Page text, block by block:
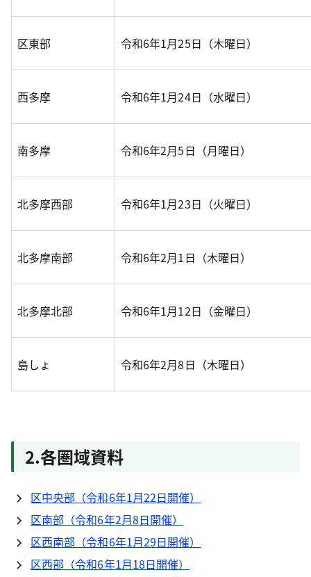
区東部 令和6年1月25日（木曜日）
西多摩 令和6年1月24日（水曜日）
南多摩 令和6年2月5日（月曜日）
北多摩西部 令和6年1月23日（火曜日）
北多摩南部 令和6年2月1日（木曜日）
北多摩北部 令和6年1月12日（金曜日）
島しょ 令和6年2月8日（木曜日）
2.各圏域資料
区中央部（令和6年1月22日開催）
区南部（令和6年2月8日開催）
区西南部（令和6年1月29日開催）
区西部（令和6年1月18日開催）